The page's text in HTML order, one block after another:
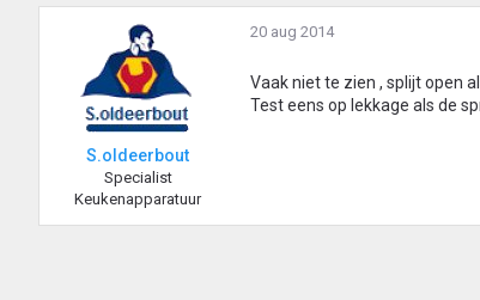
S.oldeerbout
Specialist
Keukenapparatuur
20 aug 2014
Vaak niet te zien , splijt open
Test eens op lekkage als de